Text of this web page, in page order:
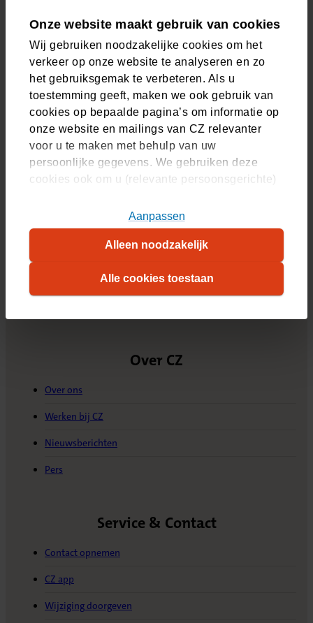
Onze website maakt gebruik van cookies
Wij gebruiken noodzakelijke cookies om het
verkeer op onze website te analyseren en zo
het gebruiksgemak te verbeteren. Als u
toestemming geeft, maken we ook gebruik van
cookies op bepaalde pagina’s om informatie op
onze website en mailings van CZ relevanter
voor u te maken met behulp van uw
persoonlijke gegevens. We gebruiken deze
cookies ook om u (relevante persoonsgerichte)
U kunt akkoord gaan met het plaatsen van alle
cookies, alleen noodzakelijke cookies, of uw
cookie-instellingen zelf aanpassen. Meer
informatie over hoe wij cookies gebruiken, vindt
cookiestatement. Wilt u weten welke
cookies we plaatsen, kijk dan in onsoverzicht.
Alle cookies toestaan
Aanpassen
Alleen noodzakelijk
medewerker. We reageren op maandag t/m vrijdag
8:00 - 17:30 uur.
Vind uw antwoord via Service & Contact
Stel uw vraag of kies een onderwerp. Zo vindt u snel
het antwoord dat u zoekt.
Vergoeding zoeken
Nota declareren
(Opent in nieuw tabblad)
Over CZ
Over ons
Werken bij CZ
Nieuwsberichten
Pers
Service & Contact
Contact opnemen
CZ app
Wijziging doorgeven